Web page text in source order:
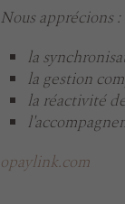
Nous apprécions :
la
la gestion
la réactivité
opaylink.com